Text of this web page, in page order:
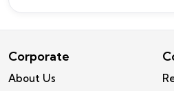
Corporate
About Us